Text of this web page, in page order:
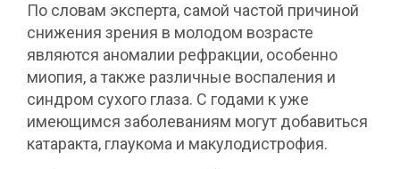
По словам эксперта, самой частой причиной
снижения зрения в молодом возрасте
являются аномалии рефракции, особенно
миопия, а также различные воспаления и
синдром сухого глаза. С годами к уже
имеющимся заболеваниям могут добавиться
катаракта, глаукома и макулодистрофия.